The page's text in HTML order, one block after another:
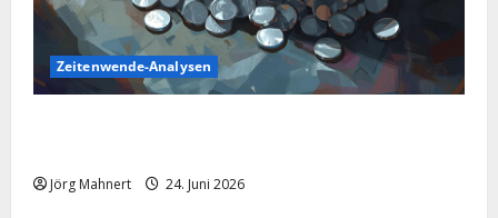
Zeitenwende-Analysen
Jörg Mahnert 24. Juni 2026